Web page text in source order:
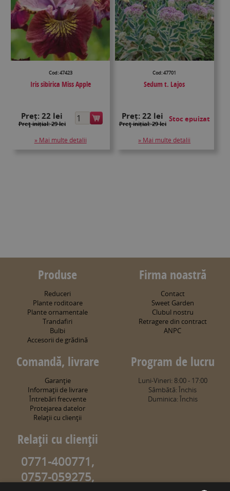
Cod: 47423
Iris sibirica Miss Apple
Preț:22 lei
Preţ inițial: 29 lei
» Mai multe detalii
Cod: 47701
Sedum t. Lajos
Stoc epuizat
Preț:22 lei
Preţ inițial: 29 lei
» Mai multe detalii
Produse
Reduceri
Plante roditoare
Plante ornamentale
Trandafiri
Bulbi
Accesorii de grădină
Firma noastră
Contact
Sweet Garden
Clubul nostru
Retragere din contract
ANPC
Comandă, livrare
Garanţie
Informaţii de livrare
Întrebări frecvente
Protejarea datelor
Relaţii cu clienţii
Program de lucru
Luni-Vineri: 8:00 - 17:00
Sâmbătă: Închis
Duminica: Închis
Relaţii cu clienţii
0771-400771,
0757-059275,